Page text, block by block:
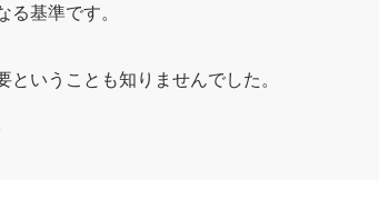
る基準です。
いうことも知りませんでした。